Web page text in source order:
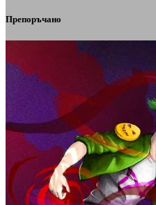
Препоръчано